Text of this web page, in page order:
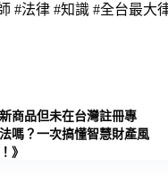
#法律 #知識 #全台最大
商品但未在台灣註冊專
嗎？一次搞懂智慧財產風
》